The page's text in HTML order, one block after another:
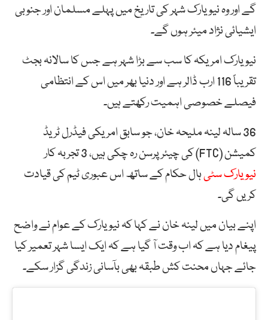
گے اور وہ نیویارک شہر کی تاریخ میں پہلے مسلمان اور جنوبی
ایشیائی نژاد میئر ہوں گے۔
نیویارک امریکہ کا سب سے بڑا شہر ہے جس کا سالانہ بجٹ
تقریباً 116 ارب ڈالر ہے اور دنیا بھر میں اس کے انتظامی
فیصلے خصوصی اہمیت رکھتے ہیں۔
36 سالہ لینہ ملیحہ خان، جو سابق امریکی فیڈرل ٹریڈ
کمیشن (FTC) کی چیئرپرسن رہ چکی ہیں، 3 تجربہ کار
نیویارک سٹیہال حکام کے ساتھ اس عبوری ٹیم کی قیادت
کریں گی۔
اپنے بیان میں لینہ خان نے کہا کہ نیویارک کے عوام نے واضح
پیغام دیا ہے کہ اب وقت آ گیا ہے کہ ایک ایسا شہر تعمیر کیا
جائے جہاں محنت کش طبقہ بھی بآسانی زندگی گزار سکے۔